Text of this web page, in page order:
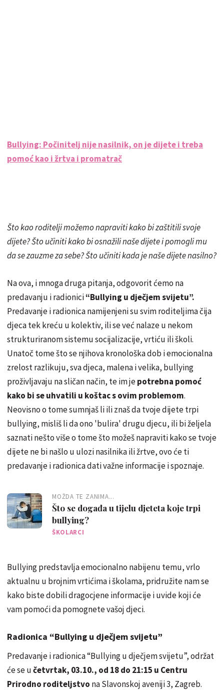
Bullying: Počinitelj nije nasilnik, on je dijete i treba
pomoć kao i žrtva i promatrač
Što kao roditelji možemo napraviti kako bi zaštitili svoje
dijete? Što učiniti kako bi osnažili naše dijete i pomogli mu
da se zauzme za sebe? Što učiniti kada je naše dijete nasilno?
Na ova, i mnoga druga pitanja, odgovorit ćemo na
predavanju i radionici“Bullying u dječjem svijetu”.
Predavanje i radionica namijenjeni su svim roditeljima čija
djeca tek kreću u kolektiv, ili se već nalaze u nekom
strukturiranom sistemu socijalizacije, vrtiću ili školi.
Unatoč tome što se njihova kronološka dob i emocionalna
zrelost razlikuju, sva djeca, malena i velika, bullying
proživljavaju na sličan način, te im jepotrebna pomoć
kako bi se uhvatili u koštac s ovim problemom.
Neovisno o tome sumnjaš li ili znaš da tvoje dijete trpi
bullying, misliš li da ono 'bulira' drugu djecu, ili bi željela
saznati nešto više o tome što možeš napraviti kako se tvoje
dijete ne bi našlo u ulozi nasilnika ili žrtve, ovo će ti
predavanje i radionica dati važne informacije i spoznaje.
MOŽDA TE ZANIMA...
Što se događa u tijelu djeteta koje trpi
bullying?
ŠKOLARCI
Bullying predstavlja emocionalno nabijenu temu, vrlo
aktualnu u brojnim vrtićima i školama, pridružite nam se
kako biste dobili dragocjene informacije i uvide koji će
vam pomoći da pomognete vašoj djeci.
Radionica “Bullying u dječjem svijetu”
Predavanje i radionica “Bullying u dječjem svijetu”, održat
će se učetvrtak, 03.10., od 18 do 21:15 u Centru
Prirodno roditeljstvo na Slavonskoj aveniji 3, Zagreb.